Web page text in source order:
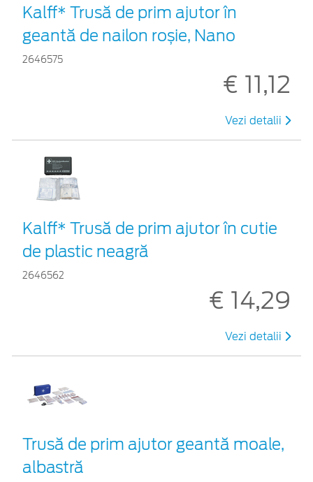
Kalff* Trusă de prim ajutor în
geantă de nailon roșie, Nano
2646575
€ 11,12
Vezi detalii
Kalff* Trusă de prim ajutor în cutie
de plastic neagră
2646562
€ 14,29
Vezi detalii
Trusă de prim ajutor geantă moale,
albastră